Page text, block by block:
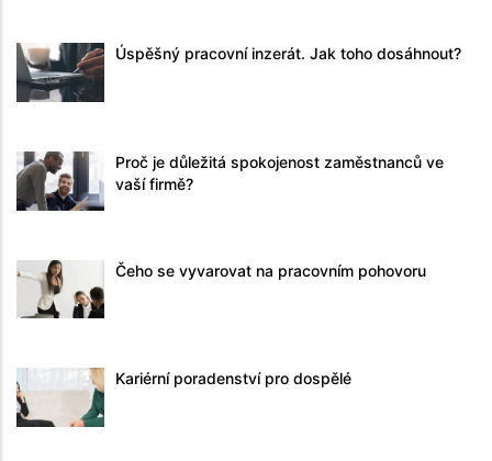
Úspěšný pracovní inzerát. Jak toho dosáhnout?
Proč je důležitá spokojenost zaměstnanců ve
vaší firmě?
Čeho se vyvarovat na pracovním pohovoru
Kariérní poradenství pro dospělé